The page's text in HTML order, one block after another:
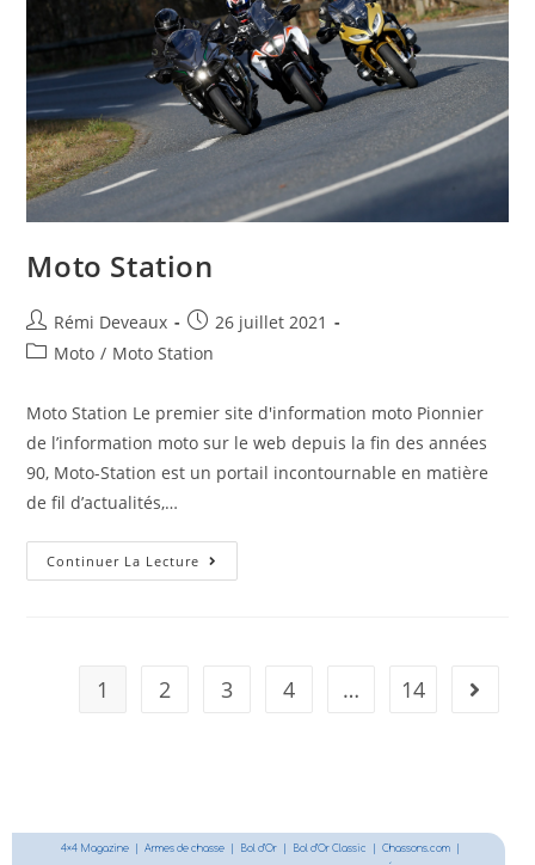
Moto Station
Rémi Deveaux
26 juillet 2021
Moto / Moto Station
Moto Station Le premier site d'information moto Pionnier
de l’information moto sur le web depuis la fin des années
90, Moto-Station est un portail incontournable en matière
de fil d’actualités,…
Continuer La Lecture
1 2 3 4 … 14
4×4 Magazine Armes de chasse Bol d’Or Bol d’Or Classic Chassons.com